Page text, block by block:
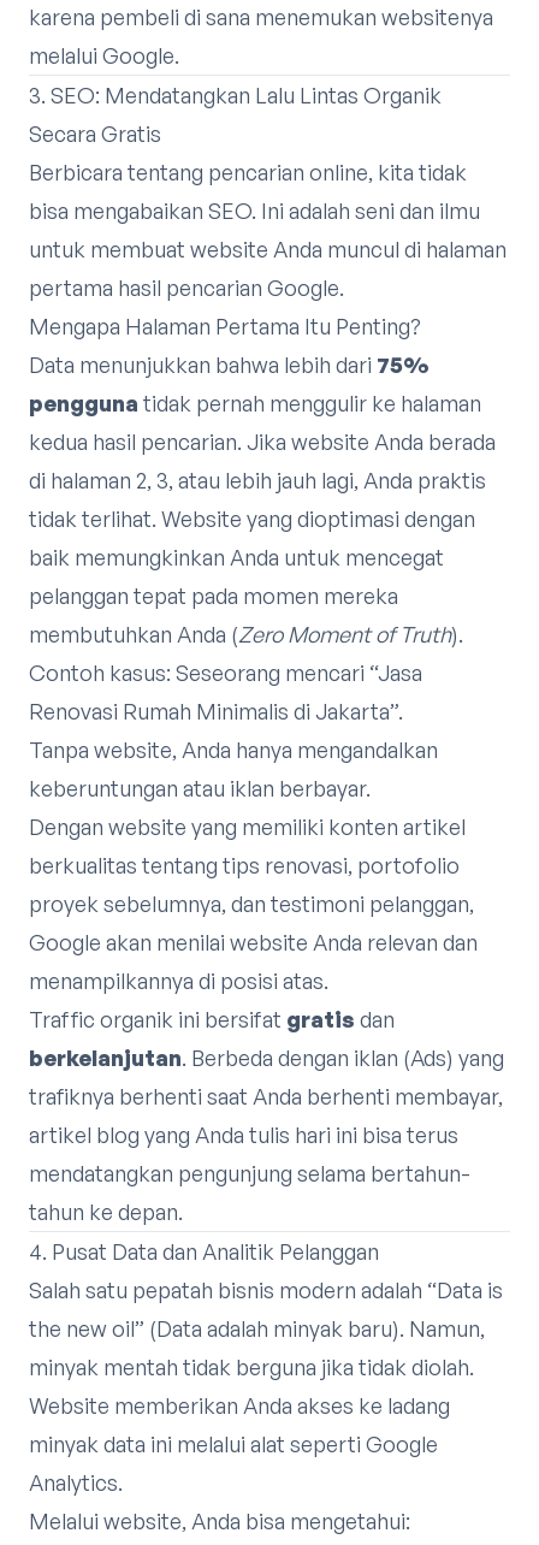
karena pembeli di sana menemukan websitenya
melalui Google.
3. SEO: Mendatangkan Lalu Lintas Organik
Secara Gratis
Berbicara tentang pencarian online, kita tidak
bisa mengabaikan SEO. Ini adalah seni dan ilmu
untuk membuat website Anda muncul di halaman
pertama hasil pencarian Google.
Mengapa Halaman Pertama Itu Penting?
Data menunjukkan bahwa lebih dari 75%
pengguna tidak pernah menggulir ke halaman
kedua hasil pencarian. Jika website Anda berada
di halaman 2, 3, atau lebih jauh lagi, Anda praktis
tidak terlihat. Website yang dioptimasi dengan
baik memungkinkan Anda untuk mencegat
pelanggan tepat pada momen mereka
membutuhkan Anda (Zero Moment of Truth).
Contoh kasus: Seseorang mencari “Jasa
Renovasi Rumah Minimalis di Jakarta”.
Tanpa website, Anda hanya mengandalkan
keberuntungan atau iklan berbayar.
Dengan website yang memiliki konten artikel
berkualitas tentang tips renovasi, portofolio
proyek sebelumnya, dan testimoni pelanggan,
Google akan menilai website Anda relevan dan
menampilkannya di posisi atas.
Traffic organik ini bersifat gratis dan
berkelanjutan. Berbeda dengan iklan (Ads) yang
trafiknya berhenti saat Anda berhenti membayar,
artikel blog yang Anda tulis hari ini bisa terus
mendatangkan pengunjung selama bertahun-
tahun ke depan.
4. Pusat Data dan Analitik Pelanggan
Salah satu pepatah bisnis modern adalah “Data is
the new oil” (Data adalah minyak baru). Namun,
minyak mentah tidak berguna jika tidak diolah.
Website memberikan Anda akses ke ladang
minyak data ini melalui alat seperti Google
Analytics.
Melalui website, Anda bisa mengetahui: